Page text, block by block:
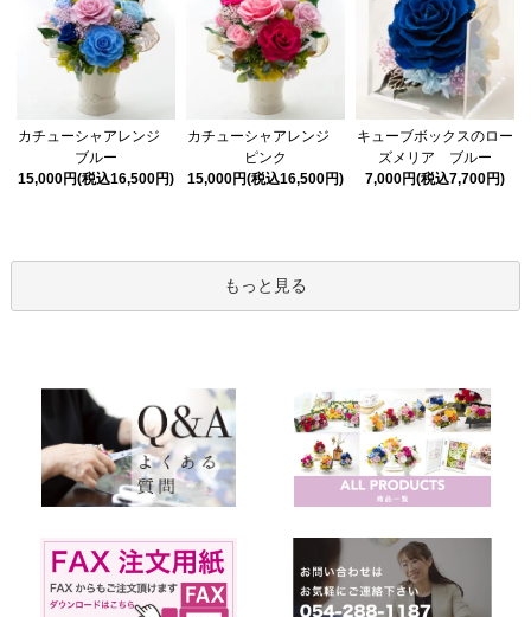
カチューシャアレンジ
ブルー
15,000円(税込16,500円)
カチューシャアレンジ
ピンク
15,000円(税込16,500円)
キューブボックスのロー
ズメリア ブルー
7,000円(税込7,700円)
もっと見る